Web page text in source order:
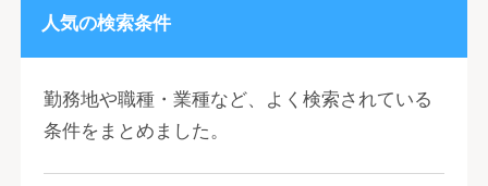
人気の検索条件
勤務地や職種・業種など、よく検索されている
条件をまとめました。